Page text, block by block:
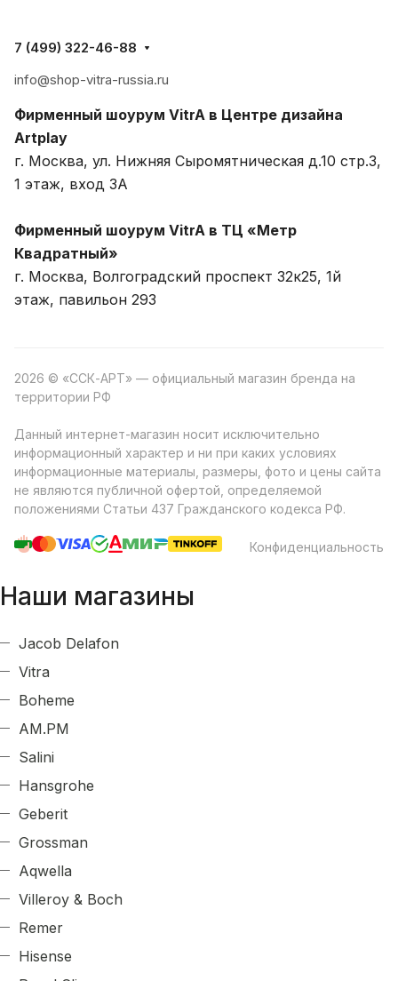
7 (499) 322-46-88
info@shop-vitra-russia.ru
Фирменный шоурум VitrA в Центре дизайна
Artplay
г. Москва, ул. Нижняя Сыромятническая д.10 стр.3,
1 этаж, вход 3A
Фирменный шоурум VitrA в ТЦ «Метр
Квадратный»
г. Москва, Волгоградский проспект 32к25, 1й
этаж, павильон 293
2026 © «ССК-АРТ» — официальный магазин бренда на
территории РФ
Данный интернет-магазин носит исключительно
информационный характер и ни при каких условиях
информационные материалы, размеры, фото и цены сайта
не являются публичной офертой, определяемой
положениями Статьи 437 Гражданского кодекса РФ.
Конфиденциальность
Наши магазины
Jacob Delafon
Vitra
Boheme
AM.PM
Salini
Hansgrohe
Geberit
Grossman
Aqwella
Villeroy & Boch
Remer
Hisense